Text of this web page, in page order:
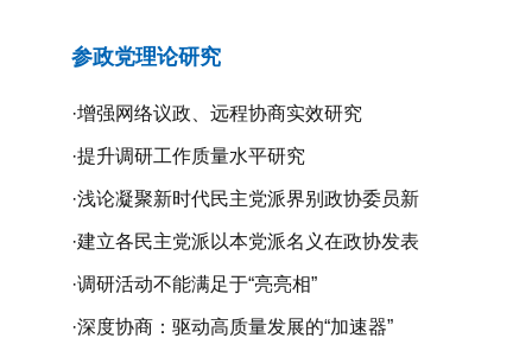
参政党理论研究
·增强网络议政、远程协商实效研究
·提升调研工作质量水平研究
·浅论凝聚新时代民主党派界别政协委员新
共识的新路径
·建立各民主党派以本党派名义在政协发表
意见的制度机制研究
·调研活动不能满足于“亮亮相”
·深度协商：驱动高质量发展的“加速器”